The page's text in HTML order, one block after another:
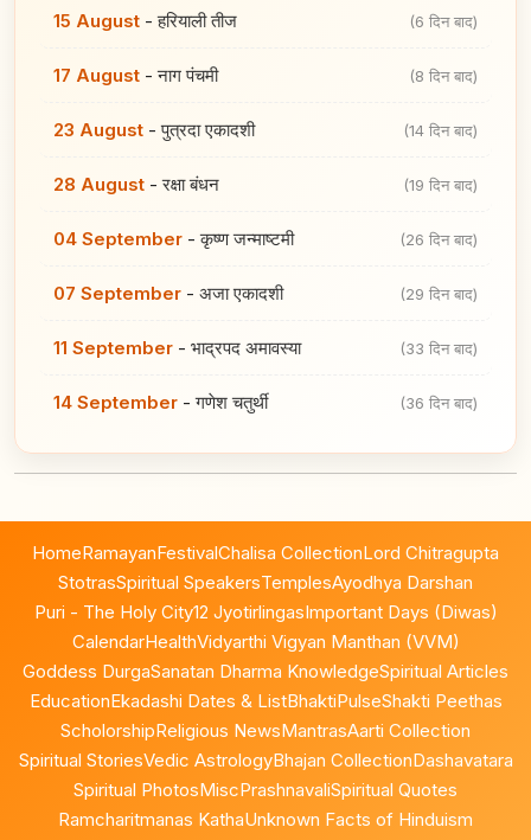
15 August -हरियाली तीज (6 दिन बाद)
17 August -नाग पंचमी (8 दिन बाद)
23 August -पुत्रदा एकादशी (14 दिन बाद)
28 August -रक्षा बंधन (19 दिन बाद)
04 September -कृष्ण जन्माष्टमी (26 दिन बाद)
07 September - अजा एकादशी (29 दिन बाद)
11 September - भाद्रपद अमावस्या (33 दिन बाद)
14 September -गणेश चतुर्थी (36 दिन बाद)
HomeRamayanFestivalChalisa CollectionLord Chitragupta
StotrasSpiritual SpeakersTemplesAyodhya Darshan
Puri - The Holy City12 JyotirlingasImportant Days (Diwas)
CalendarHealthVidyarthi Vigyan Manthan (VVM)
Goddess DurgaSanatan Dharma KnowledgeSpiritual Articles
EducationEkadashi Dates & ListBhaktiPulseShakti Peethas
ScholorshipReligious NewsMantrasAarti Collection
Spiritual StoriesVedic AstrologyBhajan CollectionDashavatara
Spiritual PhotosMiscPrashnavaliSpiritual Quotes
Ramcharitmanas KathaUnknown Facts of Hinduism